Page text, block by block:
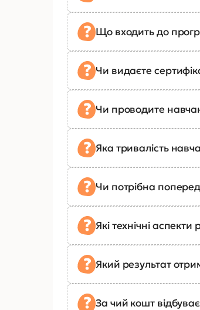
Що входить до
Чи видаєте
Чи проводите
Яка тривалість
Чи потрібна
Які технічні
Який результат
За чий кошт